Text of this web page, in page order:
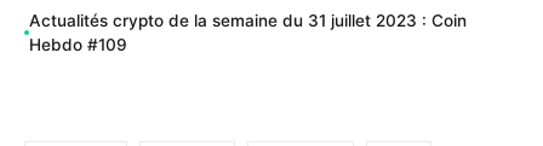
Actualités crypto de la semaine du 31 juillet 2023 : Coin
Hebdo #109